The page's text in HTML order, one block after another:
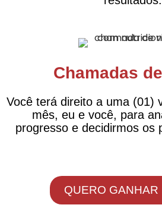
Chamadas
Você terá direito a uma (01)
mês, eu e você, para
progresso e decidirmos os
QUERO GANHAR